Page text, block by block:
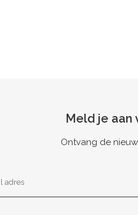
Meld je aan
Ontvang de